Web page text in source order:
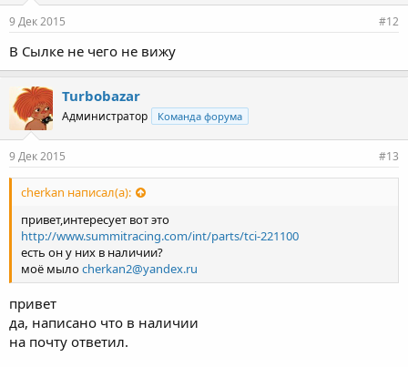
9 Дек 2015 #12
В Сылке не чего не вижу
Turbobazar
Администратор Команда форума
9 Дек 2015 #13
cherkan написал(а):
привет,интересует вот это
http://www.summitracing.com/int/parts/tci-221100
есть он у них в наличии?
моё мылоcherkan2@yandex.ru
привет
да, написано что в наличии
на почту ответил.